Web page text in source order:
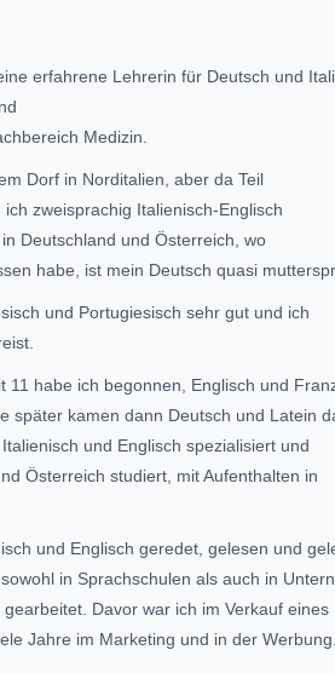
erfahrene Lehrerin für Deutsch und
Medizin.
Dorf in Norditalien, aber da Teil
zweisprachig Italienisch-Englisch
Deutschland und Österreich, wo
habe, ist mein Deutsch quasi
und Portugiesisch sehr gut und ich
11 habe ich begonnen, Englisch und
später kamen dann Deutsch und Latein
und Englisch spezialisiert und
Österreich studiert, mit Aufenthalten in
und Englisch geredet, gelesen und
in Sprachschulen als auch in
Davor war ich im Verkauf eines
Jahre im Marketing und in der Werbung.